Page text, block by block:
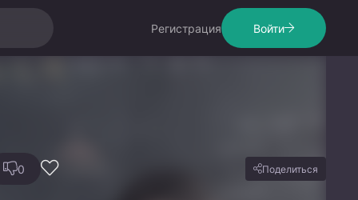
Регистрация Войти
0 Поделиться